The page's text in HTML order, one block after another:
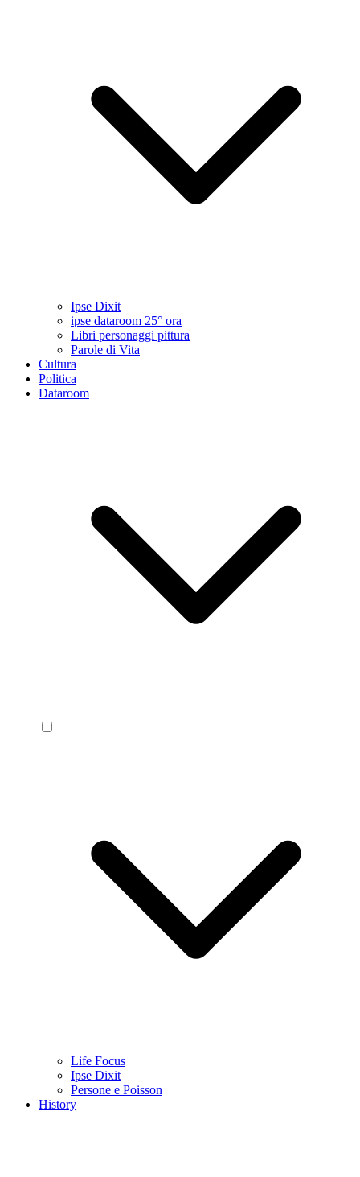
Ipse Dixit
ipse dataroom 25° ora
Libri personaggi pittura
Parole di Vita
Cultura
Politica
Dataroom
Life Focus
Ipse Dixit
Persone e Poisson
History